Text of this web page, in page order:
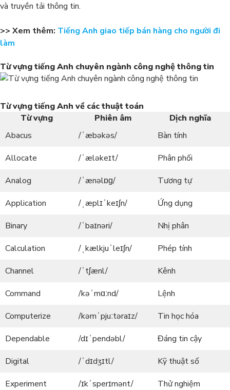
và truyền tải thông tin.
>> Xem thêm: Tiếng Anh giao tiếp bán hàng cho người đi
làm
Từ vựng tiếng Anh chuyên ngành công nghệ thông tin
Từ vựng tiếng Anh về các thuật toán
Từ vựng
Phiên âm
Dịch nghĩa
Abacus
/ˈæbəkəs/
Bàn tính
Allocate
/ˈæləkeɪt/
Phân phối
Analog
/ˈænəlɒɡ/
Tương tự
Application
/ˌæplɪˈkeɪʃn/
Ứng dụng
Binary
/ˈbaɪnəri/
Nhị phân
Calculation
/ˌkælkjuˈleɪʃn/
Phép tính
Channel
/ˈtʃænl/
Kênh
Command
/kəˈmɑːnd/
Lệnh
Computerize
/kəmˈpjuːtəraɪz/
Tin học hóa
Dependable
/dɪˈpendəbl/
Đáng tin cậy
Digital
/ˈdɪdʒɪtl/
Kỹ thuật số
Experiment
/ɪkˈsperɪmənt/
Thử nghiệm